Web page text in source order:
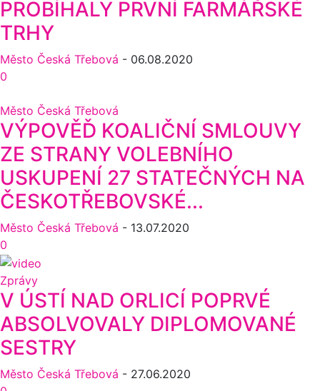
PROBÍHALY PRVNÍ FARMÁŘSKÉ
TRHY
Město Česká Třebová - 06.08.2020
0
Město Česká Třebová
VÝPOVĚĎ KOALIČNÍ SMLOUVY
ZE STRANY VOLEBNÍHO
USKUPENÍ 27 STATEČNÝCH NA
ČESKOTŘEBOVSKÉ...
Město Česká Třebová - 13.07.2020
0
Zprávy
V ÚSTÍ NAD ORLICÍ POPRVÉ
ABSOLVOVALY DIPLOMOVANÉ
SESTRY
Město Česká Třebová - 27.06.2020